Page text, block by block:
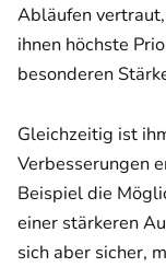
Abläufen
ihnen höchste
besonderen
Gleichzeitig ist
Verbesserungen
Beispiel die
einer stärkeren
sich aber sicher,